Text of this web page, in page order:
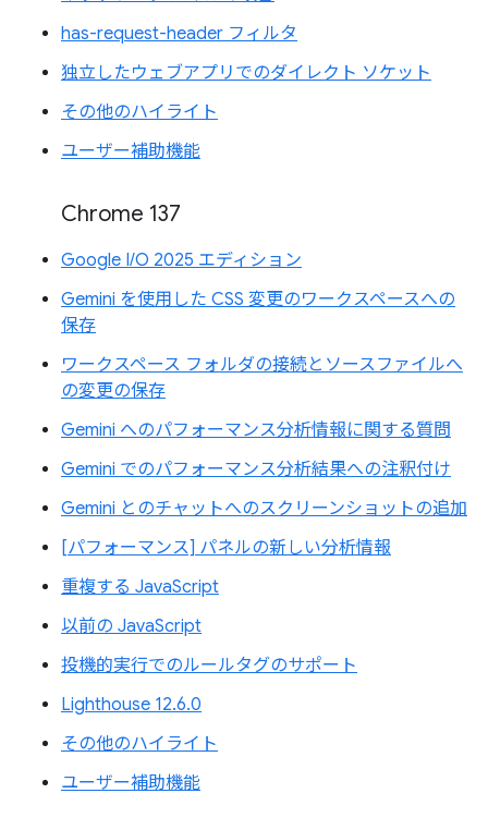
has-request-header フィルタ
独立したウェブアプリでのダイレクト ソケット
その他のハイライト
ユーザー補助機能
Chrome 137
Google I/O 2025 エディション
Gemini を使用した CSS 変更のワークスペースへの
保存
ワークスペース フォルダの接続とソースファイルへ
の変更の保存
Gemini へのパフォーマンス分析情報に関する質問
Gemini でのパフォーマンス分析結果への注釈付け
Gemini とのチャットへのスクリーンショットの追加
[パフォーマンス] パネルの新しい分析情報
重複する JavaScript
以前の JavaScript
投機的実行でのルールタグのサポート
Lighthouse 12.6.0
その他のハイライト
ユーザー補助機能